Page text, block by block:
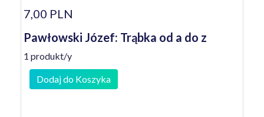
7,00 PLN
Pawłowski Józef: Trąbka od a do z
1 produkt/y
Dodaj do Koszyka